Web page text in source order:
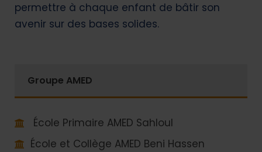
permettre à chaque enfant de bâtir son
avenir sur des bases solides.
Groupe AMED
École Primaire AMED Sahloul
École et Collège AMED Beni Hassen